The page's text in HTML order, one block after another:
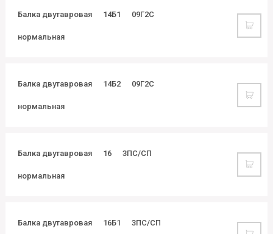
Балка двутавровая 14Б1 09Г2С
нормальная
Балка двутавровая 14Б2 09Г2С
нормальная
Балка двутавровая 16 3ПС/СП
нормальная
Балка двутавровая 16Б1 3ПС/СП